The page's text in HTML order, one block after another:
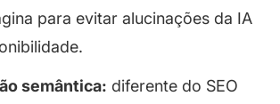
para evitar alucinações da IA
semântica: diferente do SEO